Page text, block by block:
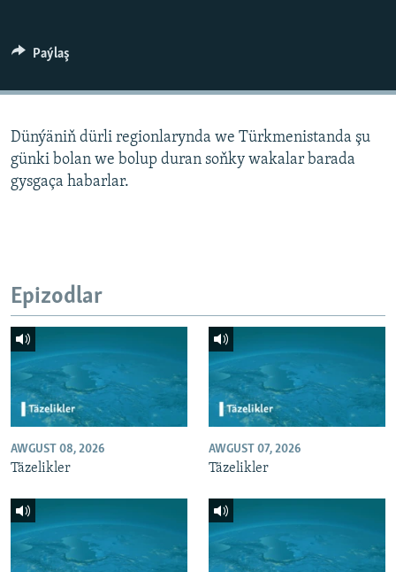
Paýlaş
Dünýäniň dürli regionlarynda we Türkmenistanda şu
günki bolan we bolup duran soňky wakalar barada
gysgaça habarlar.
Epizodlar
AWGUST 08, 2026
Täzelikler
AWGUST 07, 2026
Täzelikler